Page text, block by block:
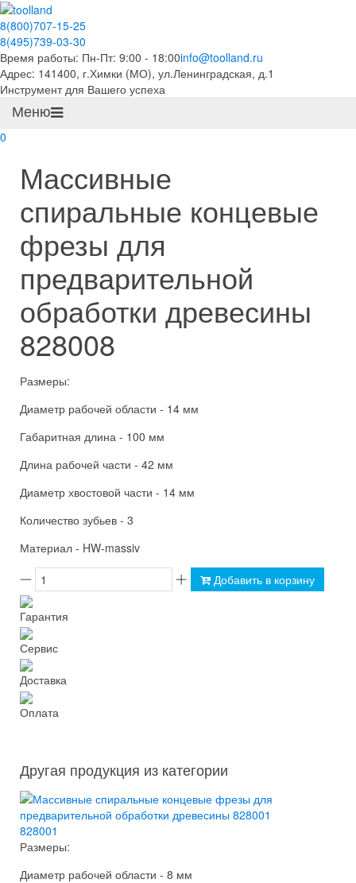
8(800)707-15-25
8(495)739-03-30
Время работы: Пн-Пт: 9:00 - 18:00info@toolland.ru
Адрес: 141400, г.Химки (МО), ул.Ленинградская, д.1
Инструмент для Вашего успеха
Меню
0
Массивные
спиральные концевые
фрезы для
предварительной
обработки древесины
828008
Размеры:
Диаметр рабочей области - 14 мм
Габаритная длина - 100 мм
Длина рабочей части - 42 мм
Диаметр хвостовой части - 14 мм
Количество зубьев - 3
Материал - HW-massiv
Добавить в корзину
Гарантия
Сервис
Доставка
Оплата
Другая продукция из категории
828001
Размеры:
Диаметр рабочей области - 8 мм